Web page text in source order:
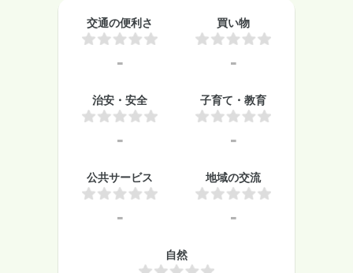
交通の便利さ
-
買い物
-
治安・安全
-
子育て・教育
-
公共サービス
-
地域の交流
-
自然